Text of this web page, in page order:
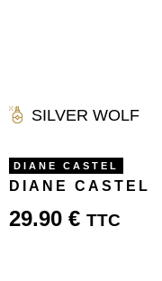
SILVER WOLF
DIANE CASTEL
DIANE CASTEL
29.90 € TTC